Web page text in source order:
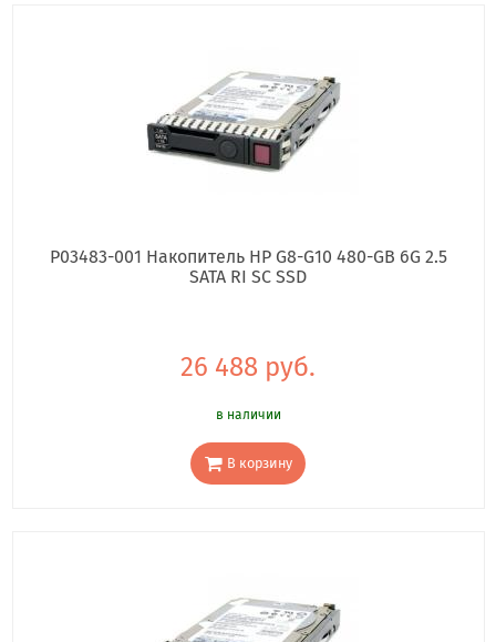
P03483-001 Накопитель HP G8-G10 480-GB 6G 2.5
SATA RI SC SSD
26 488 руб.
в наличии
В корзину